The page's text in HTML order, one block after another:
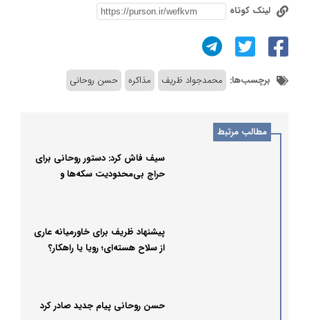
لینک کوتاه
برچسب‌ها: محمدجواد ظریف مذاکره حسن روحانی
مطالب مرتبط
سیف فاش کرد: دستور روحانی برای
حراج بی‌محدودیت سکه‌ها و
پیشنهاد ظریف برای خاورمیانه عاری
از سلاح هسته‌ای؛ رویا یا راهکار؟
حسن روحانی پیام جدید صادر کرد